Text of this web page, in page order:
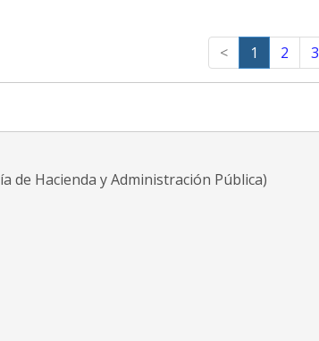
< 1 2 3
de Hacienda y Administración Pública)